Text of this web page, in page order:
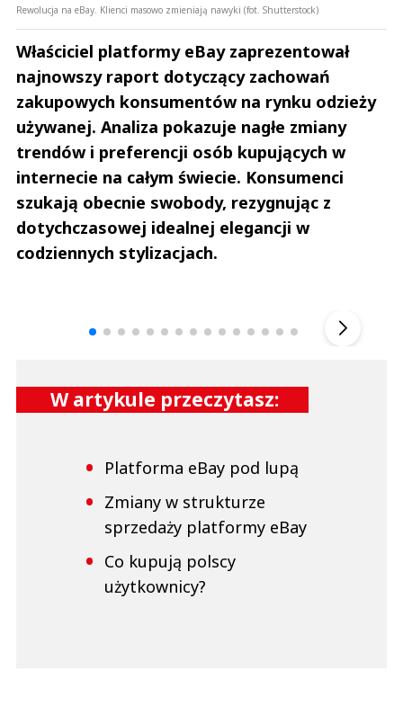
Rewolucja na eBay. Klienci masowo zmieniają nawyki (fot. Shutterstock)
Właściciel platformy eBay zaprezentował
najnowszy raport dotyczący zachowań
zakupowych konsumentów na rynku odzieży
używanej. Analiza pokazuje nagłe zmiany
trendów i preferencji osób kupujących w
internecie na całym świecie. Konsumenci
szukają obecnie swobody, rezygnując z
dotychczasowej idealnej elegancji w
codziennych stylizacjach.
W artykule przeczytasz:
Platforma eBay pod lupą
Zmiany w strukturze
sprzedaży platformy eBay
Co kupują polscy
użytkownicy?